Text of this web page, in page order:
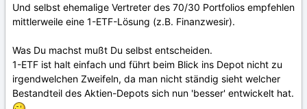
Und selbst ehemalige Vertreter des 70/30 Portfolios empfehlen
mittlerweile eine 1-ETF-Lösung (z.B. Finanzwesir).
Was Du machst mußt Du selbst entscheiden.
1-ETF ist halt einfach und führt beim Blick ins Depot nicht zu
irgendwelchen Zweifeln, da man nicht ständig sieht welcher
Bestandteil des Aktien-Depots sich nun 'besser' entwickelt hat.